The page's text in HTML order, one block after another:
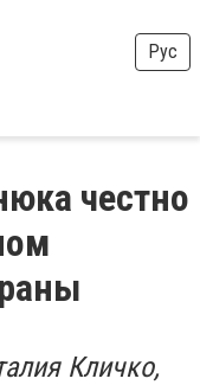
Рус
честно
Кличко,